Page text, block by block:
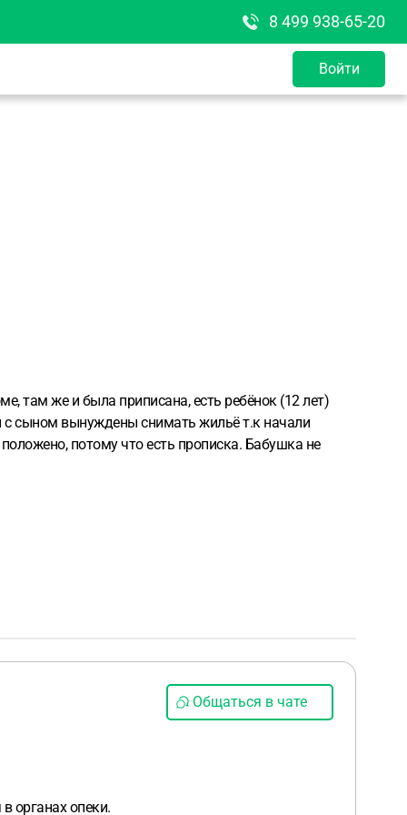
8 499 938-65-20
Войти
там же и была приписана, есть ребёнок (12 лет)
с сыном вынуждены снимать жильё т.к начали
потому что есть прописка. Бабушка не
Общаться в чате
органах опеки.